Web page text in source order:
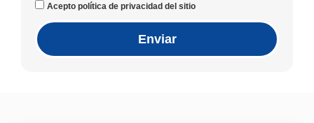
Acepto política de privacidad del sitio
Enviar